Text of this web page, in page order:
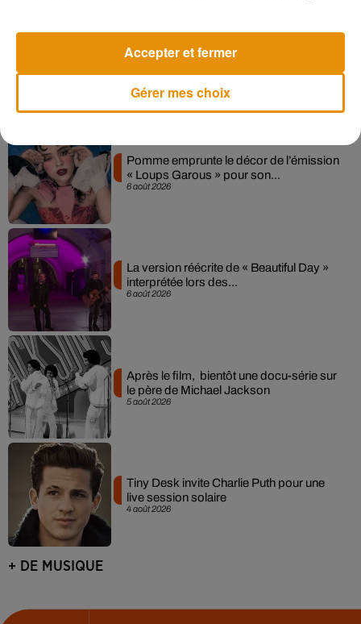
Angèle et Amélie Lens dévoilent leur
6 août 2026
Pomme emprunte le décor de l’émission
« Loups Garous » pour son...
6 août 2026
La version réécrite de « Beautiful Day »
interprétée lors des...
5 août 2026
Après le film, bientôt une docu-série sur
le père de Michael Jackson
4 août 2026
Tiny Desk invite Charlie Puth pour une
live session solaire
+ DE MUSIQUE
Gérer mes choix
Accepter et fermer